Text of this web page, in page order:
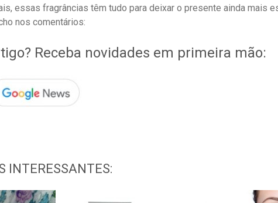
essas fragrâncias têm tudo para deixar o presente ainda mais
nos comentários:
Receba novidades em primeira mão:
INTERESSANTES: